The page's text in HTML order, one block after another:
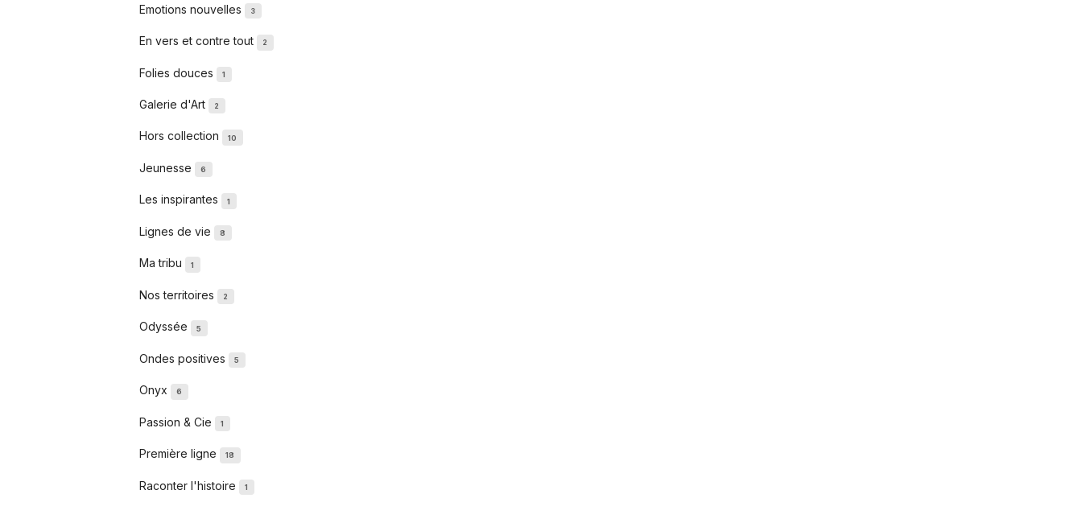
Emotions nouvelles 3
En vers et contre tout 2
Folies douces 1
Galerie d'Art 2
Hors collection 10
Jeunesse 6
Les inspirantes 1
Lignes de vie 8
Ma tribu 1
Nos territoires 2
Odyssée 5
Ondes positives 5
Onyx 6
Passion & Cie 1
Première ligne 18
Raconter l'histoire 1